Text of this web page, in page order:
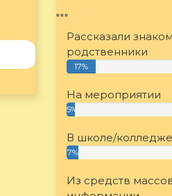
"""
Рассказали
родственники
17%
На мероприятии
5%
В школе/
7%
Из средств